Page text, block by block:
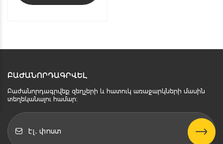
ԲԱԺԱՆՈՐԴԱԳՐՎԵԼ
Բաժանորդագրվեք զեղչերի և հատուկ առաջարկների մասին
տեղեկանալու համար։